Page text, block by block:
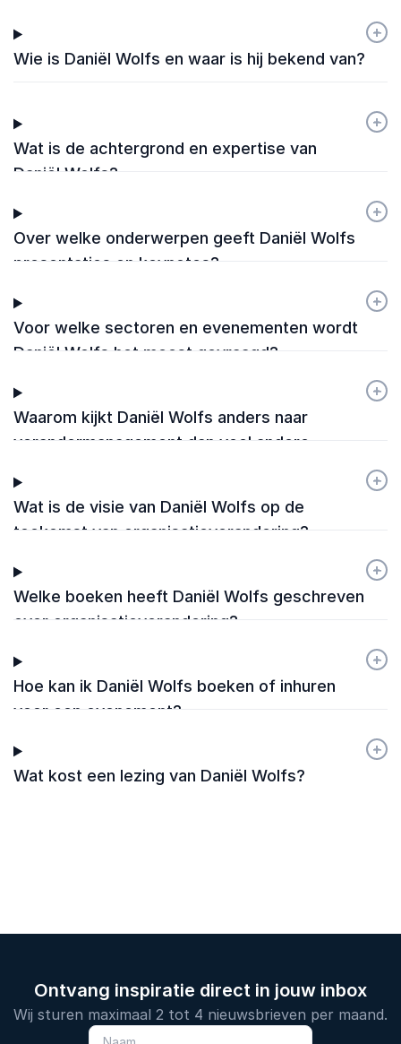
Wie is Daniël Wolfs en waar is hij bekend van?
+
-
Wat is de achtergrond en expertise van
Daniël Wolfs?
+
-
Over welke onderwerpen geeft Daniël Wolfs
presentaties en keynotes?
+
-
Voor welke sectoren en evenementen wordt
Daniël Wolfs het meest gevraagd?
+
-
Waarom kijkt Daniël Wolfs anders naar
verandermanagement dan veel andere
+
-
Wat is de visie van Daniël Wolfs op de
toekomst van organisatieverandering?
+
-
Welke boeken heeft Daniël Wolfs geschreven
over organisatieverandering?
+
-
Hoe kan ik Daniël Wolfs boeken of inhuren
voor een evenement?
+
-
Wat kost een lezing van Daniël Wolfs?
+
-
Ontvang inspiratie direct in jouw inbox
Wij sturen maximaal 2 tot 4 nieuwsbrieven per maand.